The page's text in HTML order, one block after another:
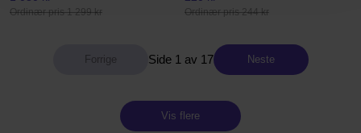
Ordinær pris 1 299 kr Ordinær pris 244 kr
Side 1 av 17 Neste
Vis flere